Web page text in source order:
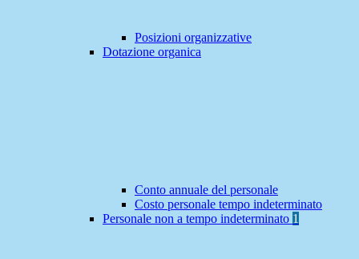
Posizioni organizzative
Dotazione organica
Conto annuale del personale
Costo personale tempo indeterminato
Personale non a tempo indeterminato 1